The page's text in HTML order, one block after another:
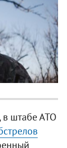
в штабе АТО